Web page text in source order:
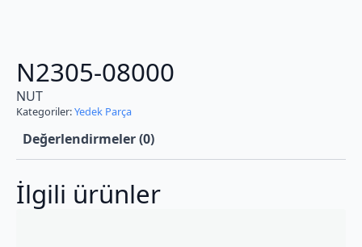
N2305-08000
NUT
Kategoriler:Yedek Parça
Değerlendirmeler (0)
İlgili ürünler